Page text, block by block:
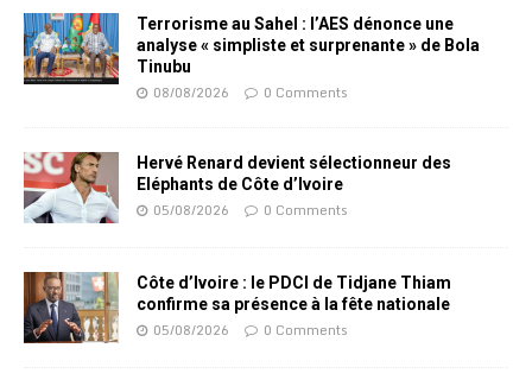
Terrorisme au Sahel : l’AES dénonce une
analyse « simpliste et surprenante » de Bola
Tinubu
08/08/2026 0 Comments
Hervé Renard devient sélectionneur des
Eléphants de Côte d’Ivoire
05/08/2026 0 Comments
Côte d’Ivoire : le PDCI de Tidjane Thiam
confirme sa présence à la fête nationale
05/08/2026 0 Comments